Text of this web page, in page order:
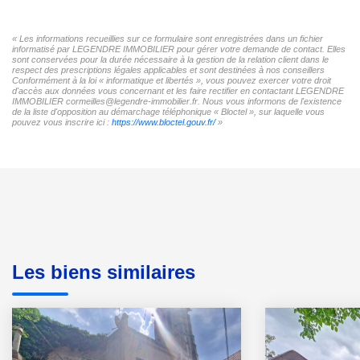
« Les informations recueillies sur ce formulaire sont enregistrées dans un fichier
informatisé par LEGENDRE IMMOBILIER pour gérer votre demande de contact. Elles
sont conservées pour la durée nécessaire à la gestion de la relation client dans le
respect des prescriptions légales applicables et sont destinées à nos conseillers
Conformément à la loi « informatique et libertés », vous pouvez exercer votre droit
d'accès aux données vous concernant et les faire rectifier en contactant LEGENDRE
IMMOBILIER cormeilles@legendre-immobilier.fr. Nous vous informons de l'existence
de la liste d'opposition au démarchage téléphonique « Bloctel », sur laquelle vous
pouvez vous inscrire ici : https://www.bloctel.gouv.fr/»
Les biens similaires